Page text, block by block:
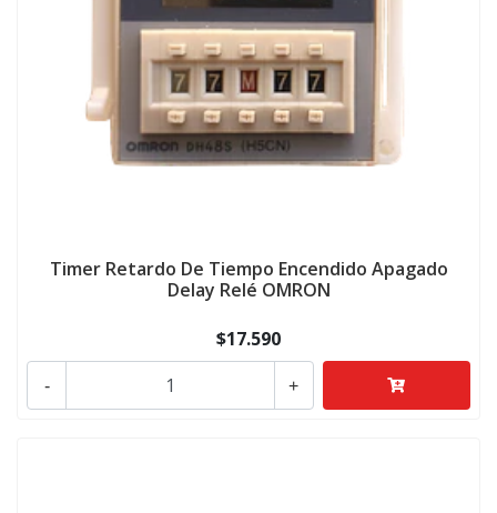
Timer Retardo De Tiempo Encendido Apagado
Delay Relé OMRON
$17.590
+
-